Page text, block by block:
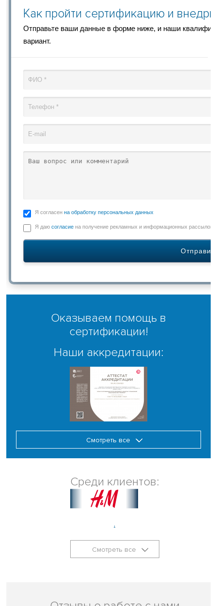
Как пройти сертификацию и
Отправьте ваши данные в форме ниже, и наши
вариант.
Я согласен на обработку персональных данных
Я даю согласие на получение рекламных и информационных рассылок
Оказываем помощь в
сертификации!
Наши аккредитации:
Смотреть все
Среди клиентов:
.
Смотреть все